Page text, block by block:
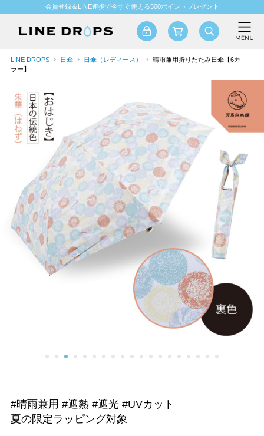
会員登録＆LINE連携で今すぐ使える500ポイントプレゼント
LINE DROPS 日傘 日傘（レディース）
晴雨兼用折りたたみ日傘【6カ
ラー】
#晴雨兼用 #遮熱 #遮光 #UVカット
夏の限定ラッピング対象